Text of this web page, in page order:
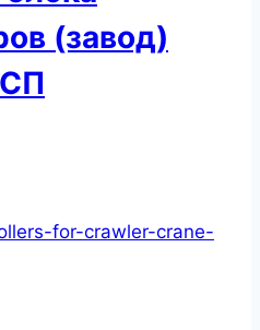
(завод)